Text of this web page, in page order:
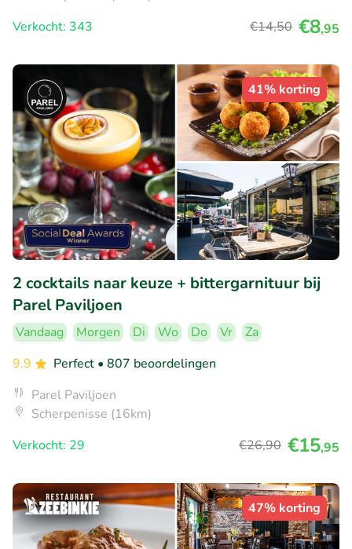
Verkocht: 343
€14,50 €8,95
41% korting
2 cocktails naar keuze + bittergarnituur bij
Parel Paviljoen
Vandaag Morgen Di Wo Do Vr
Za
9.9
Perfect • 807 beoordelingen
Parel Paviljoen
Scherpenisse (16km)
Verkocht: 29
€26,90 €15,95
47% korting